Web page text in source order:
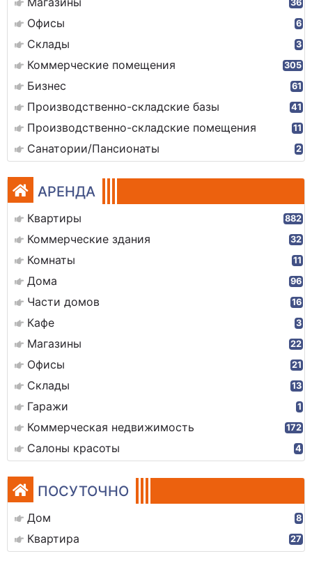
36
Офисы 6
Склады 3
Коммерческие помещения 305
Бизнес 61
Производственно-складские базы 41
Производственно-складские помещения 11
Санатории/Пансионаты 2
АРЕНДА
Квартиры 882
Коммерческие здания 32
Комнаты 11
Дома 96
Части домов 16
Кафе 3
Магазины 22
Офисы 21
Склады 13
Гаражи 1
Коммерческая недвижимость 172
Салоны красоты 4
ПОСУТОЧНО
Дом 8
Квартира 27